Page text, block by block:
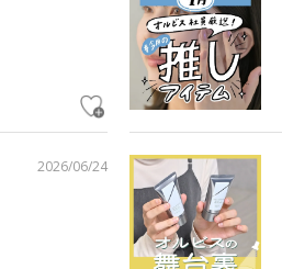
2026/06/24